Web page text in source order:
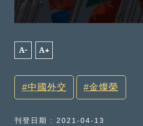
A- A+
中國外交 金燦榮
刊登日期 : 2021-04-13